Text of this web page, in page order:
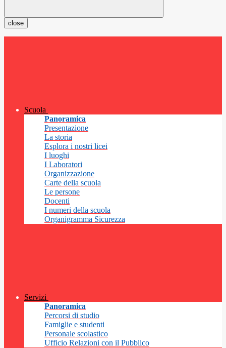
close
Scuola
Panoramica
Presentazione
La storia
Esplora i nostri licei
I luoghi
I Laboratori
Organizzazione
Carte della scuola
Le persone
Docenti
I numeri della scuola
Organigramma Sicurezza
Servizi
Panoramica
Percorsi di studio
Famiglie e studenti
Personale scolastico
Ufficio Relazioni con il Pubblico